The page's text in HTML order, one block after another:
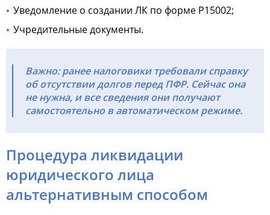
Уведомление о создании ЛК по форме Р15002;
Учредительные документы.
Важно: ранее налоговики требовали справку
об отсутствии долгов перед ПФР. Сейчас она
не нужна, и все сведения они получают
самостоятельно в автоматическом режиме.
Процедура ликвидации
юридического лица
альтернативным способом